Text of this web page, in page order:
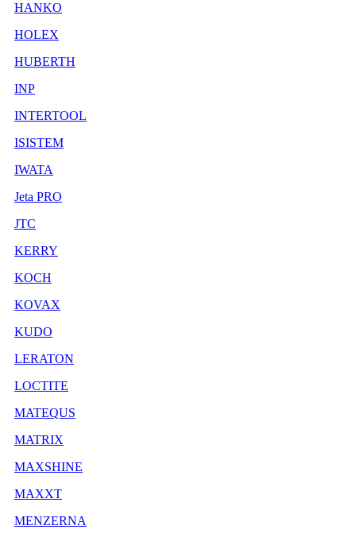
HANKO
HOLEX
HUBERTH
INP
INTERTOOL
ISISTEM
IWATA
Jeta PRO
JTC
KERRY
KOCH
KOVAX
KUDO
LERATON
LOCTITE
MATEQUS
MATRIX
MAXSHINE
MAXXT
MENZERNA